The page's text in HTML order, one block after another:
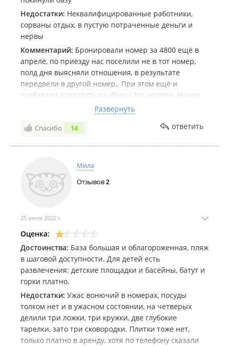
Недостатки: Неквалифицированные работники,
сорваны отдых, в пустую потраченные деньги и
нервы
Комментарий: Бронировали номер за 4800 ещё в
апреле, по приезду нас поселили не в тот номер,
полд дня выясняли отношения, в результате
передвели в другой номер,. При этом ещё и
требовали заплатить за уборку 1го номера. Номер
очень не уютный , узкий , такое ощущение что в
хостел засунули, совсем не стоит таких денег, в
итоге мы просто уехали с этой базы через 4 часа,
Развернуть
Спасибо 14 ответить
Мила
Отзывов2
25 июля 2022 г.
Оценка:
Достоинства: База большая и облагороженная, пляж
в шаговой доступности. Для детей есть
развлечения: детские площадки и басейны, батут и
горки платно.
Недостатки: Ужас вонючий в номерах, посуды
толком нет и в ужасном состоянии, на четверых
делили три ложки, три кружки, две глубокие
тарелки, зато три сковородки. Плитки тоже нет,
только платно в аренду, хотя по телефону сказали